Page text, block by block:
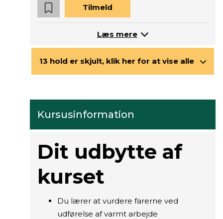
Tilmeld
Læs mere
13 hold er skjult, klik her for at vise alle
Kursusinformation
Dit udbytte af
kurset
Du lærer at vurdere farerne ved
udførelse af varmt arbejde